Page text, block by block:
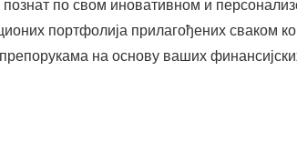
Свет криптовалута
за криптовалуте, Binance